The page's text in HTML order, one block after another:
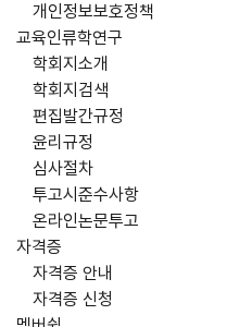
개인정보보호정책
교육인류학연구
학회지소개
학회지검색
편집발간규정
윤리규정
심사절차
투고시준수사항
온라인논문투고
자격증
자격증 안내
자격증 신청